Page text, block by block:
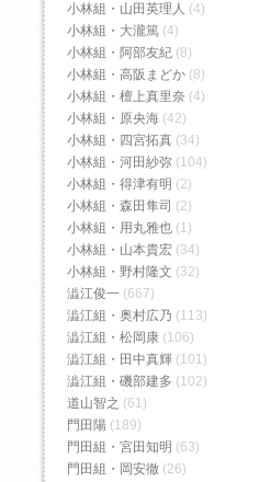
小林組・山田英理人 (4)
小林組・大瀧篤 (4)
小林組・阿部友紀 (8)
小林組・高阪まどか (8)
小林組・檀上真里奈 (4)
小林組・原央海 (42)
小林組・四宮拓真 (34)
小林組・河田紗弥 (104)
小林組・得津有明 (2)
小林組・森田隼司 (2)
小林組・用丸雅也 (1)
小林組・山本貴宏 (34)
小林組・野村隆文 (32)
澁江俊一 (667)
澁江組・奥村広乃 (113)
澁江組・松岡康 (106)
澁江組・田中真輝 (101)
澁江組・磯部建多 (102)
道山智之 (61)
門田陽 (189)
門田組・宮田知明 (63)
門田組・岡安徹 (26)